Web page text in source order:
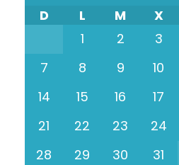
D L M X
1
2 3
7
8 9 10
14
15 16 17
21
22 23 24
28
29 30 31